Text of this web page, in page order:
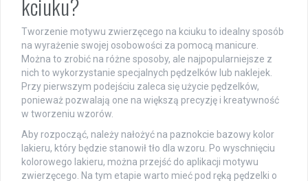
kciuku?
Tworzenie motywu zwierzęcego na kciuku to idealny sposób
na wyrażenie swojej osobowości za pomocą manicure.
Można to zrobić na różne sposoby, ale najpopularniejsze z
nich to wykorzystanie specjalnych pędzelków lub naklejek.
Przy pierwszym podejściu zaleca się użycie pędzelków,
ponieważ pozwalają one na większą precyzję i kreatywność
w tworzeniu wzorów.
Aby rozpocząć, należy nałożyć na paznokcie bazowy kolor
lakieru, który będzie stanowił tło dla wzoru. Po wyschnięciu
kolorowego lakieru, można przejść do aplikacji motywu
zwierzęcego. Na tym etapie warto mieć pod ręką pędzelki o